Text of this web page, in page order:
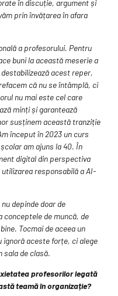
în discuție, argument și
prin învățarea în afara
a profesorului. Pentru
buni la această meserie a
acest reper,
că nu se întâmplă, ci
nu mai este cel care
minți și garantează
susținem această tranziție
început în 2023 un curs
am ajuns la 40. În
digital din perspectiva
responsabilă a AI-
depinde doar de
conceptele de muncă, de
Tocmai de aceea un
ignoră aceste forțe, ci alege
sala de clasă.
profesorilor legată
teamă în organizație?